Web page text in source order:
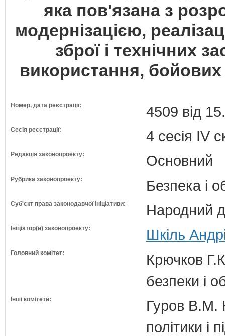
яка пов'язана з
модернізацією,
зброї і технічних
використання, бойових
Номер, дата реєстрації: 4509 від
Сесія реєстрації: 4 сесія IV
Редакція законопроекту: Основний
Рубрика законопроекту: Безпека і
Суб'єкт права законодавчої ініціативи: Народний
Ініціатор(и) законопроекту: Шкіль
Головний комітет:
Крючков
безпеки і
Інші комітети:
Гуров В.М.
політики і